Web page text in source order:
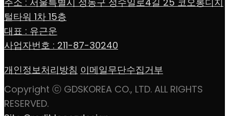
털타워 1차 15층
대표 : 유근운
사업자번호 : 211-87-30240
개인정보처리방침 이메일무단수집거부
Copyright ⓒ GDSKOREA CO., LTD. ALL RIGHTS
RESERVED.